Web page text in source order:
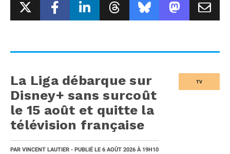
TV
La Liga débarque sur
Disney+ sans surcoût
le 15 août et quitte la
télévision française
PAR VINCENT LAUTIER - PUBLIÉ LE 6 AOÛT 2026 À 19H10